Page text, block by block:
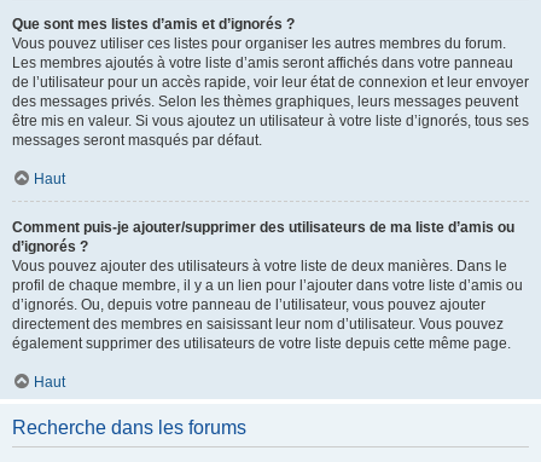
Que sont mes listes d’amis et d’ignorés ?
Vous pouvez utiliser ces listes pour organiser les autres membres du forum.
Les membres ajoutés à votre liste d’amis seront affichés dans votre panneau
de l’utilisateur pour un accès rapide, voir leur état de connexion et leur envoyer
des messages privés. Selon les thèmes graphiques, leurs messages peuvent
être mis en valeur. Si vous ajoutez un utilisateur à votre liste d’ignorés, tous ses
messages seront masqués par défaut.
Haut
Comment puis-je ajouter/supprimer des utilisateurs de ma liste d’amis ou
d’ignorés ?
Vous pouvez ajouter des utilisateurs à votre liste de deux manières. Dans le
profil de chaque membre, il y a un lien pour l’ajouter dans votre liste d’amis ou
d’ignorés. Ou, depuis votre panneau de l’utilisateur, vous pouvez ajouter
directement des membres en saisissant leur nom d’utilisateur. Vous pouvez
également supprimer des utilisateurs de votre liste depuis cette même page.
Haut
Recherche dans les forums